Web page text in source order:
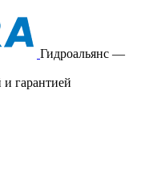
Гидроальянс —
гарантией